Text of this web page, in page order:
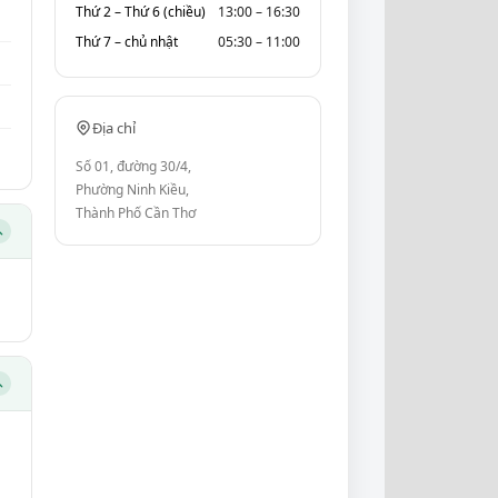
Thứ 2 – Thứ 6 (chiều)
13:00 – 16:30
Thứ 7 – chủ nhật
05:30 – 11:00
Địa chỉ
Số 01, đường 30/4,
Phường Ninh Kiều,
Thành Phố Cần Thơ